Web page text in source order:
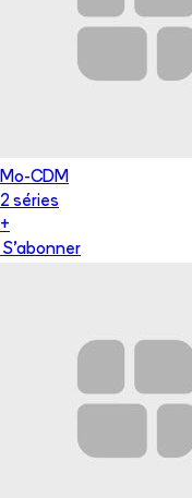
Mo-CDM
2 séries
+
S'abonner